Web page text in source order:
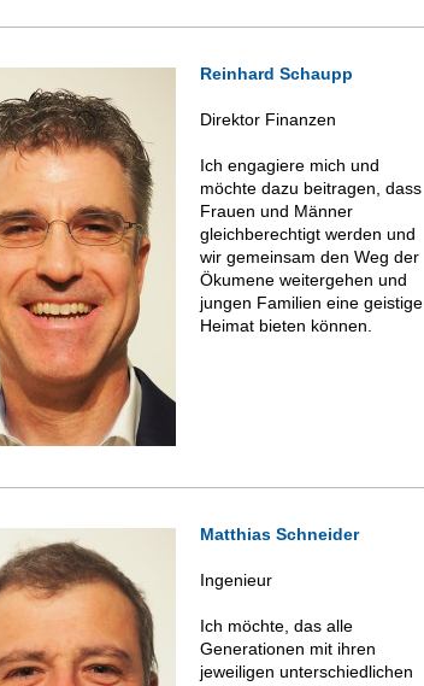
Reinhard Schaupp
Direktor Finanzen
Ich engagiere mich und
möchte dazu beitragen, dass
Frauen und Männer
gleichberechtigt werden und
wir gemeinsam den Weg der
Ökumene weitergehen und
jungen Familien eine geistige
Heimat bieten können.
Matthias Schneider
Ingenieur
Ich möchte, das alle
Generationen mit ihren
jeweiligen unterschiedlichen